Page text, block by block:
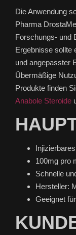
Die Anwendung
Pharma
Forschungs- und
Ergebnisse sollte
und angepasster
Übermäßige
Produkte finden
Anabole Steroide
100mg pro
Schnelle
Hersteller:
Geeignet